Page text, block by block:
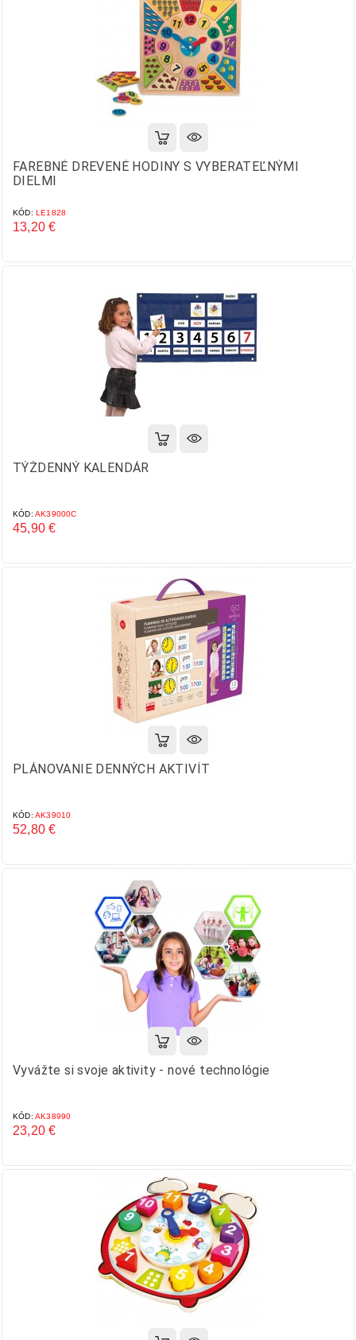
FAREBNÉ DREVENÉ HODINY S VYBERATEĽNÝMI
DIELMI
KÓD: LE1828
13,20 €
TÝŽDENNÝ KALENDÁR
KÓD: AK39000C
45,90 €
PLÁNOVANIE DENNÝCH AKTIVÍT
KÓD: AK39010
52,80 €
Vyvážte si svoje aktivity - nové technológie
KÓD: AK38990
23,20 €